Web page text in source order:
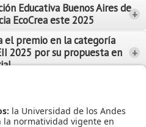
Leer Más
Educativa Buenos Aires de
EcoCrea este 2025
+
el premio en la categoría
2025 por su propuesta en
+
Noticias...